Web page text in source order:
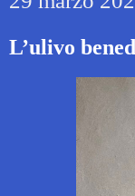
L’ulivo